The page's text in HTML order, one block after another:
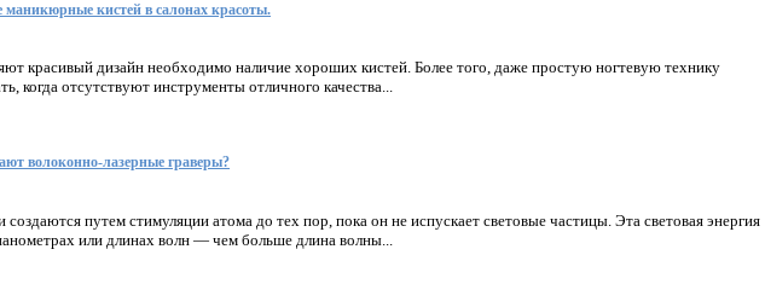
маникюрные кистей в салонах красоты.
красивый дизайн необходимо наличие хороших кистей. Более того, даже простую ногтевую технику
когда отсутствуют инструменты отличного качества...
волоконно-лазерные граверы?
создаются путем стимуляции атома до тех пор, пока он не испускает световые частицы. Эта световая энергия
или длинах волн — чем больше длина волны...